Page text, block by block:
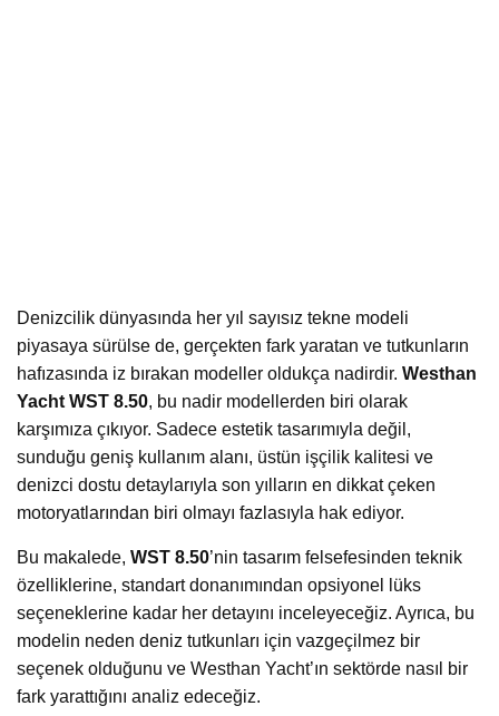
Denizcilik dünyasında her yıl sayısız tekne modeli
piyasaya sürülse de, gerçekten fark yaratan ve tutkunların
hafızasında iz bırakan modeller oldukça nadirdir. Westhan
Yacht WST 8.50, bu nadir modellerden biri olarak
karşımıza çıkıyor. Sadece estetik tasarımıyla değil,
sunduğu geniş kullanım alanı, üstün işçilik kalitesi ve
denizci dostu detaylarıyla son yılların en dikkat çeken
motoryatlarından biri olmayı fazlasıyla hak ediyor.
Bu makalede, WST 8.50’nin tasarım felsefesinden teknik
özelliklerine, standart donanımından opsiyonel lüks
seçeneklerine kadar her detayını inceleyeceğiz. Ayrıca, bu
modelin neden deniz tutkunları için vazgeçilmez bir
seçenek olduğunu ve Westhan Yacht’ın sektörde nasıl bir
fark yarattığını analiz edeceğiz.